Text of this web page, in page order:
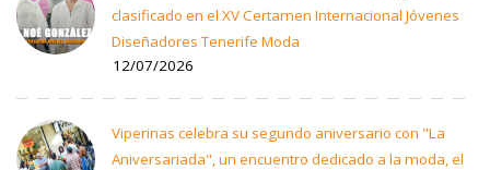
clasificado en el XV Certamen Internacional Jóvenes
Diseñadores Tenerife Moda
12/07/2026
Viperinas celebra su segundo aniversario con "La
Aniversariada", un encuentro dedicado a la moda, el